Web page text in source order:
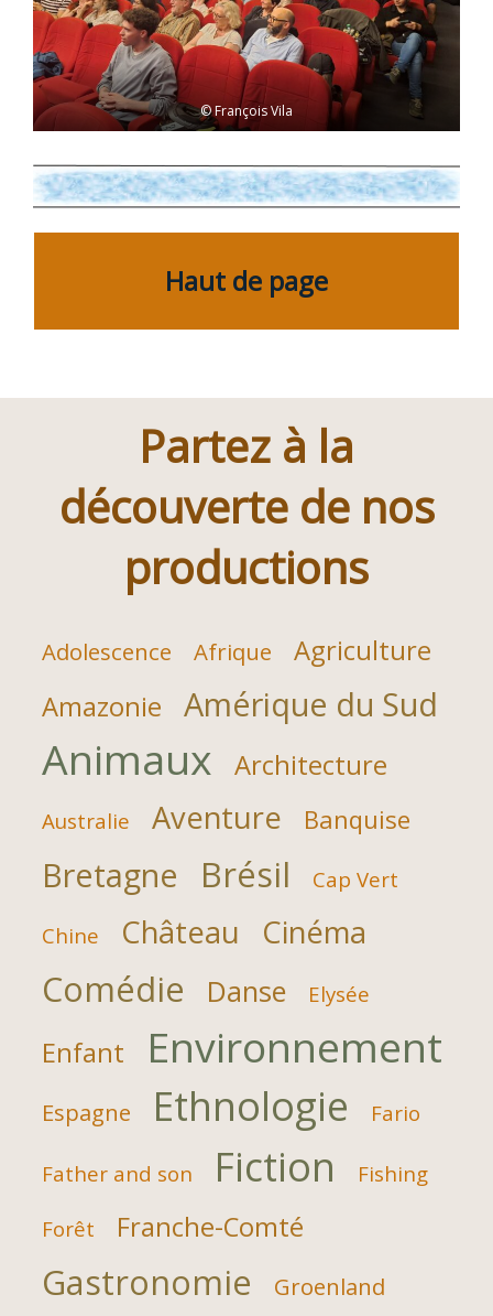
© François Vila
Haut de page
Partez à la
découverte de nos
productions
Adolescence Afrique
Agriculture
Amazonie
Amérique du Sud
Animaux Architecture
Australie Aventure Banquise
Bretagne Brésil Cap Vert
Chine Château Cinéma
Comédie Danse Elysée
Enfant Environnement
Espagne Ethnologie Fario
Father and son Fiction
Fishing
Forêt
Franche-Comté
Gastronomie
Groenland